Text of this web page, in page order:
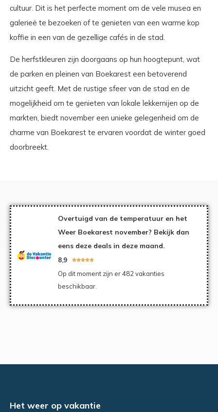
cultuur. Dit is het perfecte moment om de vele musea en
galerieë te bezoeken of te genieten van een warme kop
koffie in een van de gezellige cafés in de stad.
De herfstkleuren zijn doorgaans op hun hoogtepunt, wat
de parken en pleinen van Boekarest een betoverend
uitzicht geeft. Met de rustige sfeer van de stad en de
mogelijkheid om te genieten van lokale lekkernijen op de
markten, biedt november een unieke gelegenheid om de
charme van Boekarest te ervaren voordat de winter goed
doorbreekt.
Overtuigd van de temperatuur en het
Weer Boekarest november? Bekijk dan
eens deze deals in deze maand.
8,9 
Op dit moment zijn er 482 vakanties
beschikbaar.
Het weer op vakantie